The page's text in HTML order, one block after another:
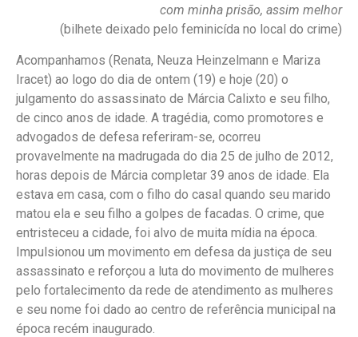
com minha prisão, assim melhor
(bilhete deixado pelo feminicída no local do crime)
Acompanhamos (Renata, Neuza Heinzelmann e Mariza
Iracet) ao logo do dia de ontem (19) e hoje (20) o
julgamento do assassinato de Márcia Calixto e seu filho,
de cinco anos de idade. A tragédia, como promotores e
advogados de defesa referiram-se, ocorreu
provavelmente na madrugada do dia 25 de julho de 2012,
horas depois de Márcia completar 39 anos de idade. Ela
estava em casa, com o filho do casal quando seu marido
matou ela e seu filho a golpes de facadas. O crime, que
entristeceu a cidade, foi alvo de muita mídia na época.
Impulsionou um movimento em defesa da justiça de seu
assassinato e reforçou a luta do movimento de mulheres
pelo fortalecimento da rede de atendimento as mulheres
e seu nome foi dado ao centro de referência municipal na
época recém inaugurado.